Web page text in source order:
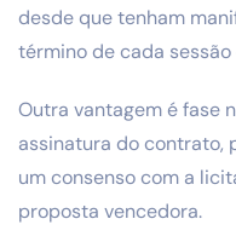
desde que tenham
término de cada
Outra vantagem é fase
assinatura do contrato,
um consenso com a
proposta vencedora.